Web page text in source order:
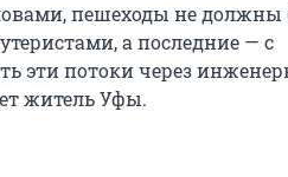
пешеходы не должны
а последние — с
эти потоки через
житель Уфы.